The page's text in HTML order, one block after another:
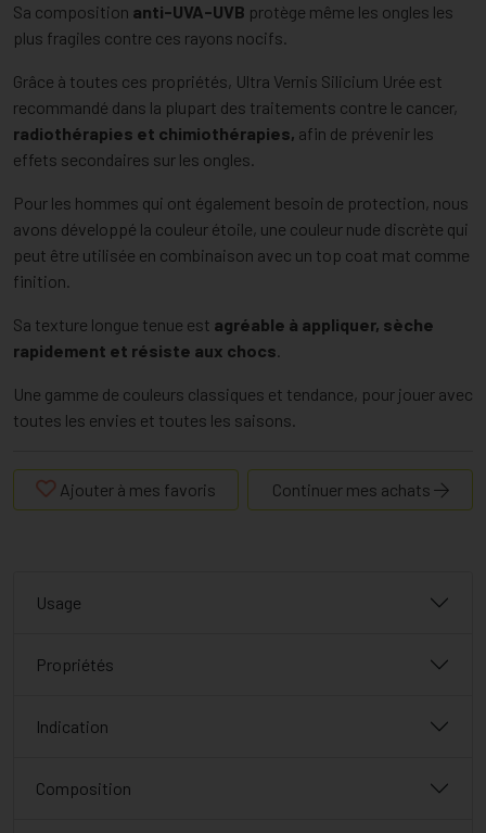
Sa composition anti-UVA-UVB protège même les ongles les
plus fragiles contre ces rayons nocifs.
Grâce à toutes ces propriétés, Ultra Vernis Silicium Urée est
recommandé dans la plupart des traitements contre le cancer,
radiothérapies et chimiothérapies, afin de prévenir les
effets secondaires sur les ongles.
Pour les hommes qui ont également besoin de protection, nous
avons développé la couleur étoile, une couleur nude discrète qui
peut être utilisée en combinaison avec un top coat mat comme
finition.
Sa texture longue tenue est agréable à appliquer, sèche
rapidement et résiste aux chocs.
Une gamme de couleurs classiques et tendance, pour jouer avec
toutes les envies et toutes les saisons.
Ajouter à mes favoris Continuer mes achats
Usage
Propriétés
Indication
Composition